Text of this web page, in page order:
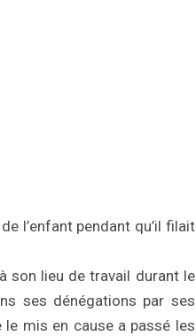
l’enfant pendant qu’il filait
son lieu de travail durant le
ses dénégations par ses
mis en cause a passé les